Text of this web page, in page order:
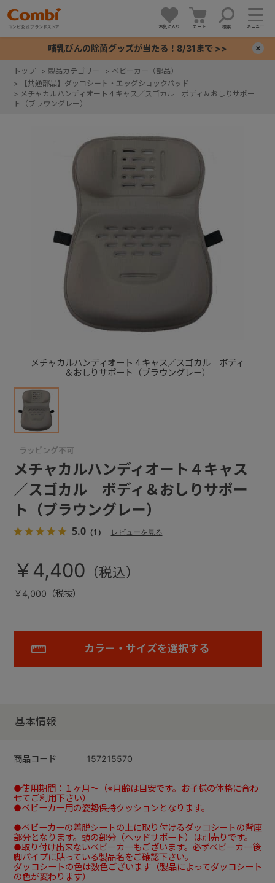
お気に入り カート 検索 メニュー
哺乳びんの除菌グッズが当たる！8/31まで >>
トップ > 製品カテゴリー > ベビーカー（部品）
>
【共通部品】ダッコシート・エッグショックパッド
> メチャカルハンディオート４キャス／スゴカル ボディ＆おしりサポー
ト（ブラウングレー）
メチャカルハンディオート４キャス／スゴカル ボディ
＆おしりサポート（ブラウングレー）
メチャカルハンディオート４キャス
／スゴカル ボディ＆おしりサポー
ト（ブラウングレー）
5.0（1） レビューを見る
￥4,400
￥4,000（税抜）
カラー・サイズを選択する
基本情報
商品コード 157215570
●使用期間：１ヶ月～（※月齢は目安です。お子様の体格に合わ
せてご利用下さい）
●ベビーカー用の姿勢保持クッションとなります。
●ベビーカーの着脱シートの上に取り付けるダッコシートの背座
部分となります。頭の部分（ヘッドサポート）は別売りです。
●取り付け出来ないベビーカーもございます。必ずベビーカー後
脚パイプに貼っている製品名をご確認下さい。
ダッコシートの色は数色ございます（製品によってダッコシート
の色が変わります）